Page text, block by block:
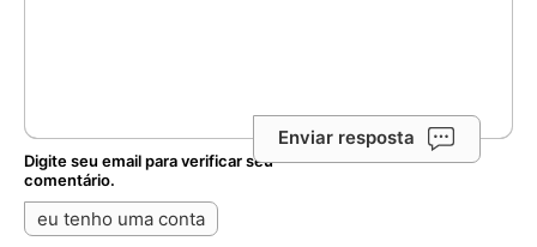
Enviar resposta
Digite seu email para verificar seu
comentário.
eu tenho uma conta